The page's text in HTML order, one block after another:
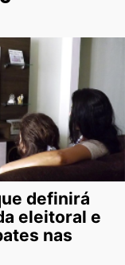
definirá
eleitoral e
nas